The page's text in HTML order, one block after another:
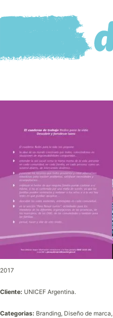
2017
Cliente: UNICEF Argentina.
Categorias: Branding, Diseño de marca,